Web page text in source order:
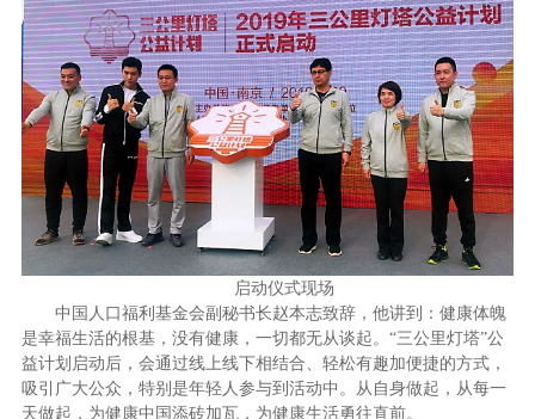
启动仪式现场
中国人口福利基金会副秘书长赵本志致辞，他讲到：健康体魄
是幸福生活的根基，没有健康，一切都无从谈起。“三公里灯塔”公
益计划启动后，会通过线上线下相结合、轻松有趣加便捷的方式，
吸引广大公众，特别是年轻人参与到活动中。从自身做起，从每一
天做起，为健康中国添砖加瓦，为健康生活勇往直前。